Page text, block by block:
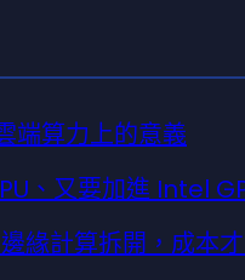
端算力上的意義
、又要加進 Intel
緣計算拆開，成本